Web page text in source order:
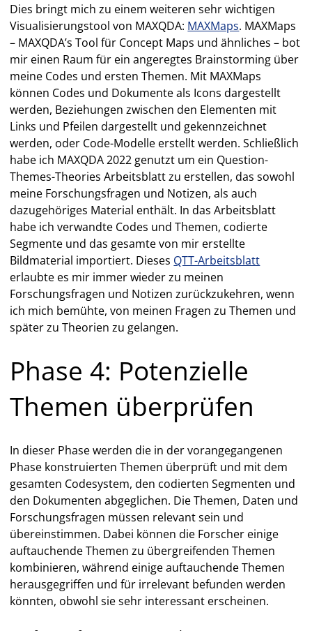
Dies bringt mich zu einem weiteren sehr wichtigen
Visualisierungstool von MAXQDA: MAXMaps. MAXMaps
– MAXQDA’s Tool für Concept Maps und ähnliches – bot
mir einen Raum für ein angeregtes Brainstorming über
meine Codes und ersten Themen. Mit MAXMaps
können Codes und Dokumente als Icons dargestellt
werden, Beziehungen zwischen den Elementen mit
Links und Pfeilen dargestellt und gekennzeichnet
werden, oder Code-Modelle erstellt werden. Schließlich
habe ich MAXQDA 2022 genutzt um ein Question-
Themes-Theories Arbeitsblatt zu erstellen, das sowohl
meine Forschungsfragen und Notizen, als auch
dazugehöriges Material enthält. In das Arbeitsblatt
habe ich verwandte Codes und Themen, codierte
Segmente und das gesamte von mir erstellte
Bildmaterial importiert. Dieses QTT-Arbeitsblatt
erlaubte es mir immer wieder zu meinen
Forschungsfragen und Notizen zurückzukehren, wenn
ich mich bemühte, von meinen Fragen zu Themen und
später zu Theorien zu gelangen.
Phase 4: Potenzielle
Themen überprüfen
In dieser Phase werden die in der vorangegangenen
Phase konstruierten Themen überprüft und mit dem
gesamten Codesystem, den codierten Segmenten und
den Dokumenten abgeglichen. Die Themen, Daten und
Forschungsfragen müssen relevant sein und
übereinstimmen. Dabei können die Forscher einige
auftauchende Themen zu übergreifenden Themen
kombinieren, während einige auftauchende Themen
herausgegriffen und für irrelevant befunden werden
könnten, obwohl sie sehr interessant erscheinen.